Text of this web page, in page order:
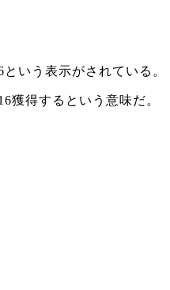
いう表示がされている。
獲得するという意味だ。